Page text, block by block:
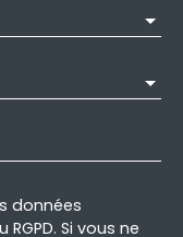
données
Si vous ne